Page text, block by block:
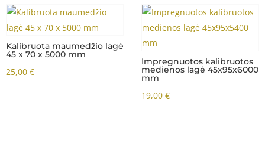
Kalibruota maumedžio lagė
45 x 70 x 5000 mm
25,00 €
Impregnuotos kalibruotos
medienos lagė 45x95x6000
mm
19,00 €